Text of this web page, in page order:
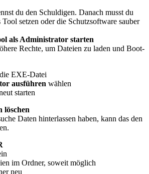
du den Schuldigen. Danach musst du
setzen oder die Schutzsoftware sauber
als Administrator starten
Rechte, um Dateien zu laden und Boot-
EXE-Datei
ausführen wählen
starten
löschen
Daten hinterlassen haben, kann das den
im Ordner, soweit möglich
neu